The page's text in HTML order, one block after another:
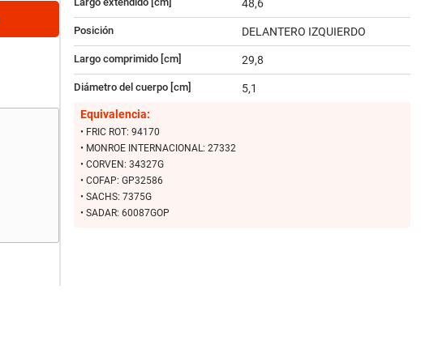
48,6
Posición DELANTERO IZQUIERDO
Largo comprimido [cm] 29,8
Diámetro del cuerpo [cm]
5,1
Equivalencia:
• FRIC ROT: 94170
• MONROE INTERNACIONAL: 27332
• CORVEN: 34327G
• COFAP: GP32586
• SACHS: 7375G
• SADAR: 60087GOP